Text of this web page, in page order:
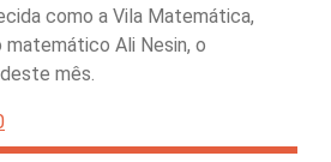
como a Vila Matemática,
Ali Nesin, o
mês.